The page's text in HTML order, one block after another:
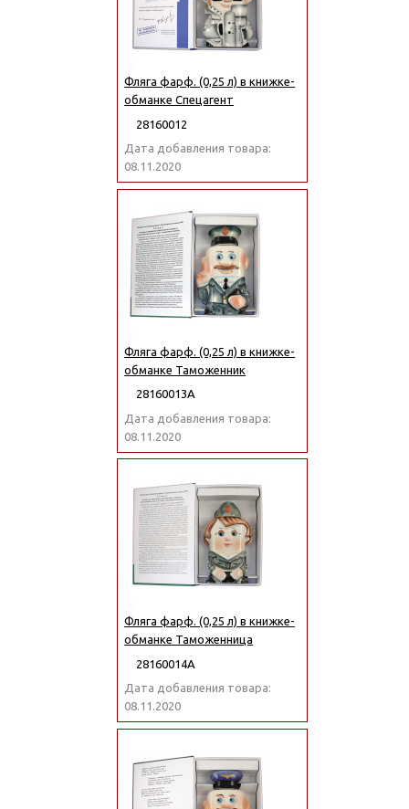
Фляга фарф. (0,25 л) в книжке-
обманке Спецагент
28160012
Дата добавления товара:
08.11.2020
Фляга фарф. (0,25 л) в книжке-
обманке Таможенник
28160013А
Дата добавления товара:
08.11.2020
Фляга фарф. (0,25 л) в книжке-
обманке Таможенница
28160014А
Дата добавления товара:
08.11.2020